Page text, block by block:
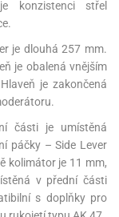
konzistenci střel
je dlouhá 257 mm.
je obalená vnějším
je zakončená
části je umístěná
páčky – Side Lever
kolimátor je 11 mm,
v přední části
s doplňky pro